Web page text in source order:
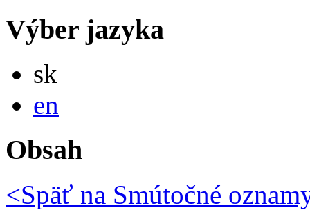
Výber jazyka
sk
en
Obsah
<Späť na Smútočné